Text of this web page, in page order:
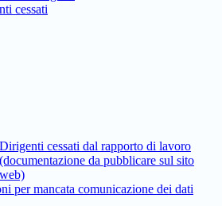
cessati
Dirigenti cessati dal rapporto di lavoro
(documentazione da pubblicare sul sito
web)
per mancata comunicazione dei dati